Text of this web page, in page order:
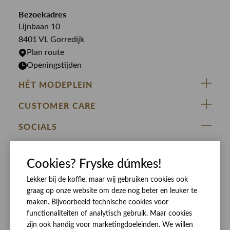
Bekijk alle merken >
Jurken
Rokken
T-shirts
Bezoekadres
Lijnbaan 10
8401 VL Gorredijk
Plan route
Openingstijden
HÉT MODEPLEIN
ZIJ VAN RINSMA
DE HEEREN VAN RINSMA
RINSMA.CONCEPTS
Eten en drinken
Openingstijden
Werken bij RINSMA
CUSTOMER CARE
Veelgestelde vragen
Retourneren & Ruilen
Betaalmethoden
Bezorgen
Contact
Reviews
SOCIALS
Cookies? Fryske dúmkes!
Lekker bij de koffie, maar wij gebruiken cookies ook
graag op onze website om deze nog beter en leuker te
maken. Bijvoorbeeld technische cookies voor
functionaliteiten of analytisch gebruik. Maar cookies
zijn ook handig voor marketingdoeleinden. We willen